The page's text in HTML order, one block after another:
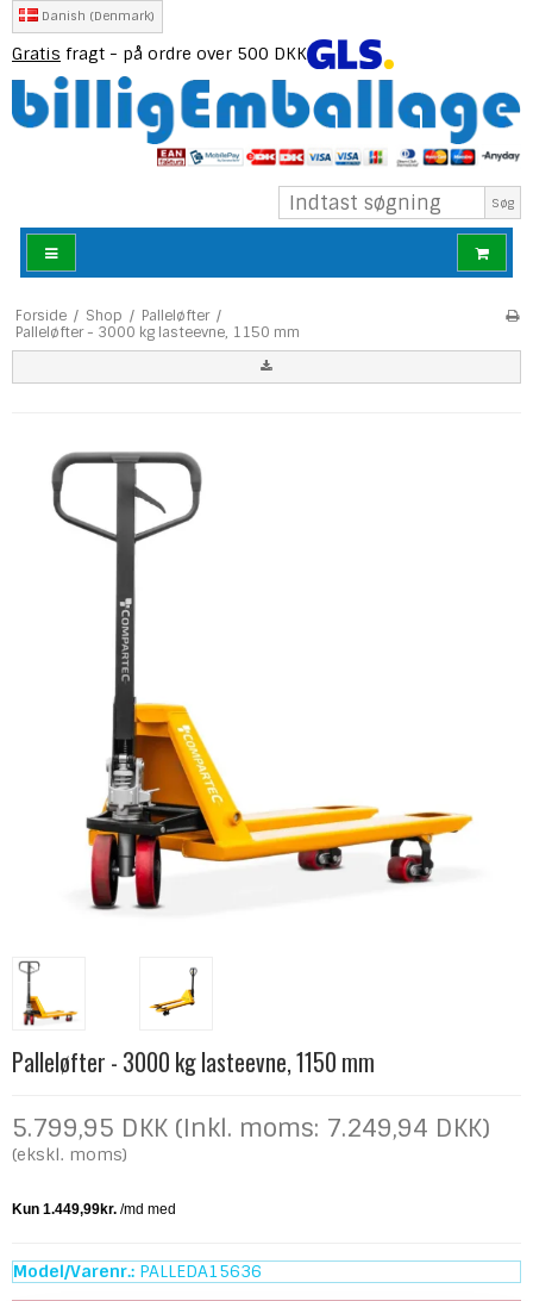
Danish (Denmark)
Gratis fragt - på ordre over 500 DKK
Søg
Forside / Shop / Palleløfter /
Palleløfter - 3000 kg lasteevne, 1150 mm
Palleløfter - 3000 kg lasteevne, 1150 mm
5.799,95 DKK (Inkl. moms: 7.249,94 DKK)
(ekskl. moms)
Model/Varenr.: PALLEDA15636